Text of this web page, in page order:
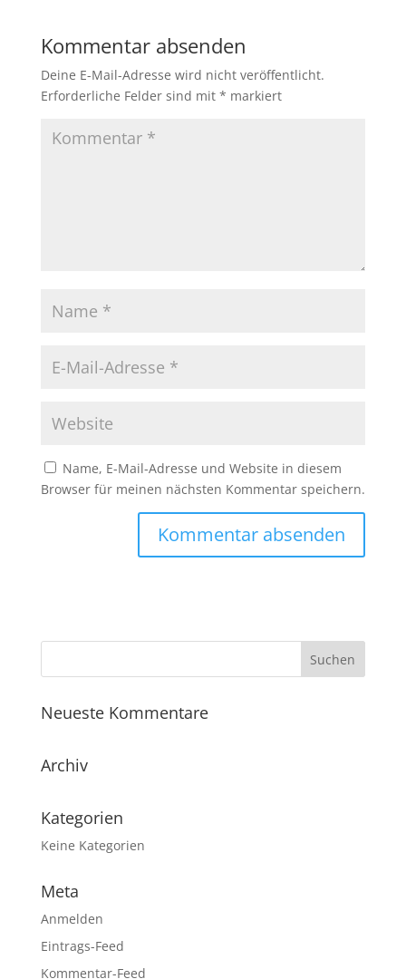
Kommentar absenden
Deine E-Mail-Adresse wird nicht veröffentlicht.
Erforderliche Felder sind mit * markiert
Name, E-Mail-Adresse und Website in diesem
Browser für meinen nächsten Kommentar speichern.
Neueste Kommentare
Archiv
Kategorien
Keine Kategorien
Meta
Anmelden
Eintrags-Feed
Kommentar-Feed